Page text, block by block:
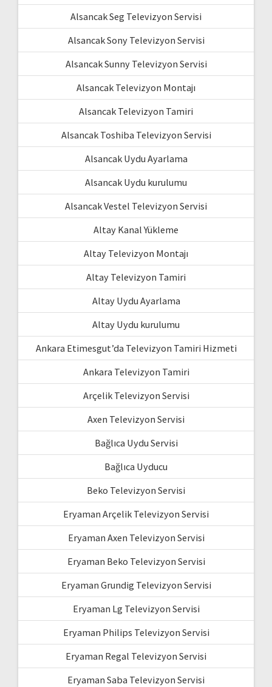
Alsancak Seg Televizyon Servisi
Alsancak Sony Televizyon Servisi
Alsancak Sunny Televizyon Servisi
Alsancak Televizyon Montajı
Alsancak Televizyon Tamiri
Alsancak Toshiba Televizyon Servisi
Alsancak Uydu Ayarlama
Alsancak Uydu kurulumu
Alsancak Vestel Televizyon Servisi
Altay Kanal Yükleme
Altay Televizyon Montajı
Altay Televizyon Tamiri
Altay Uydu Ayarlama
Altay Uydu kurulumu
Ankara Etimesgut’da Televizyon Tamiri Hizmeti
Ankara Televizyon Tamiri
Arçelik Televizyon Servisi
Axen Televizyon Servisi
Bağlıca Uydu Servisi
Bağlıca Uyducu
Beko Televizyon Servisi
Eryaman Arçelik Televizyon Servisi
Eryaman Axen Televizyon Servisi
Eryaman Beko Televizyon Servisi
Eryaman Grundig Televizyon Servisi
Eryaman Lg Televizyon Servisi
Eryaman Philips Televizyon Servisi
Eryaman Regal Televizyon Servisi
Eryaman Saba Televizyon Servisi